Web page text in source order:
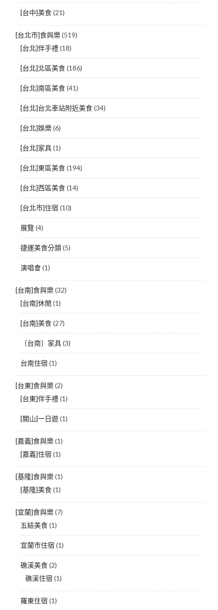
[台中]美食(21)
[台北市]食與樂(519)
[台北]伴手禮(18)
[台北]北區美食(186)
[台北]南區美食(41)
[台北]台北車站附近美食(34)
[台北]娛樂(6)
[台北]家具(1)
[台北]東區美食(194)
[台北]西區美食(14)
[台北市]住宿 (10)
展覽(4)
捷運美食分類(5)
演唱會(1)
[台南]食與樂(32)
[台南]休閒 (1)
[台南]美食(27)
〔台南〕家具(3)
台南住宿 (1)
[台東]食與樂(2)
[台東]伴手禮(1)
[關山]一日遊(1)
[嘉義]食與樂(1)
[嘉義]住宿 (1)
[基隆]食與樂(1)
[基隆]美食(1)
[宜蘭]食與樂(7)
五結美食(1)
宜蘭市住宿 (1)
礁溪美食(2)
礁溪住宿 (1)
羅東住宿 (1)